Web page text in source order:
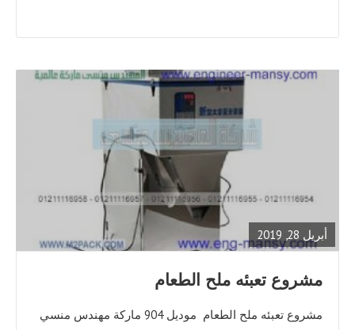
أبريل 28, 2019
READ
FULL
POST
مشروع تعبئه ملح الطعام
مشروع تعبئه ملح الطعام موديل 904 ماركة مهندس منسي